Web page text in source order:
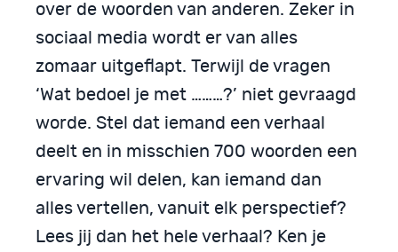
over de woorden van anderen. Zeker in
sociaal media wordt er van alles
zomaar uitgeflapt. Terwijl de vragen
‘Wat bedoel je met ………?’ niet gevraagd
worde. Stel dat iemand een verhaal
deelt en in misschien 700 woorden een
ervaring wil delen, kan iemand dan
alles vertellen, vanuit elk perspectief?
Lees jij dan het hele verhaal? Ken je